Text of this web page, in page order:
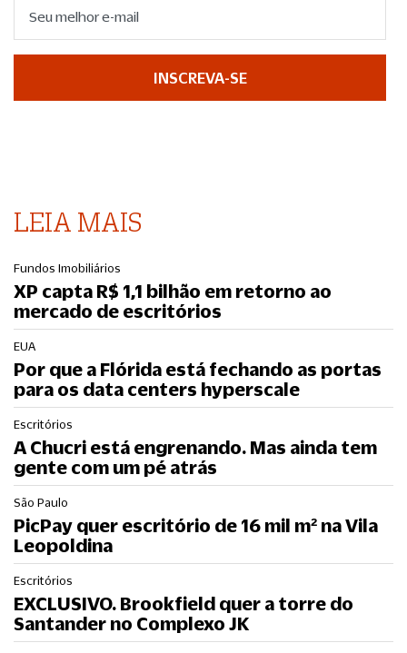
INSCREVA-SE
LEIA MAIS
Fundos Imobiliários
XP capta R$ 1,1 bilhão em retorno ao
mercado de escritórios
EUA
Por que a Flórida está fechando as portas
para os data centers hyperscale
Escritórios
A Chucri está engrenando. Mas ainda tem
gente com um pé atrás
São Paulo
PicPay quer escritório de 16 mil m² na Vila
Leopoldina
Escritórios
EXCLUSIVO. Brookfield quer a torre do
Santander no Complexo JK